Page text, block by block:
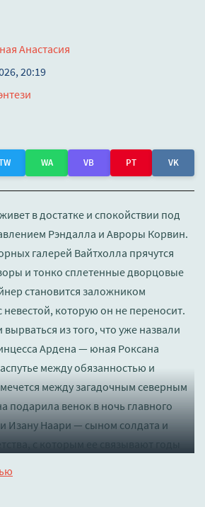
Анастасия
20:19
WA VB PT VK
в достатке и спокойствии под
Рэндалла и Авроры Корвин.
галерей Вайтхолла прячутся
и тонко сплетенные дворцовые
становится заложником
невестой, которую он не переносит.
из того, что уже назвали
Ардена — юная Роксана
между обязанностью и
между загадочным северным
подарила венок в ночь главного
Изану Наари — сыном солдата и
с которым ее связывают годы
двоим. Но Изану больше не тот